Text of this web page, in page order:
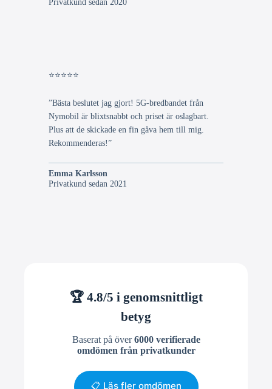
⭐⭐⭐⭐⭐
”Bästa beslutet jag gjort! 5G-bredbandet från
Nymobil är blixtsnabbt och priset är oslagbart.
Plus att de skickade en fin gåva hem till mig.
Rekommenderas!”
Emma Karlsson
Privatkund sedan 2021
🏆 4.8/5 i genomsnittligt
betyg
Baserat på över6000 verifierade
omdömen från privatkunder
📋 Läs fler omdömen